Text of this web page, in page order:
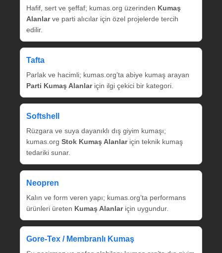
Hafif, sert ve şeffaf; kumas.org üzerinden Kumaş
Alanlarve parti alıcılar için özel projelerde tercih
edilir.
Tafta
Parlak ve hacimli; kumas.org’ta abiye kumaş arayan
Parti Kumaş Alanlariçin ilgi çekici bir kategori.
Softshell
Rüzgara ve suya dayanıklı dış giyim kumaşı;
kumas.org Stok Kumaş Alanlariçin teknik kumaş
tedariki sunar.
Neopren
Kalın ve form veren yapı; kumas.org’ta performans
ürünleri üreten Kumaş Alanlariçin uygundur.
Gore‑Tex / Membranlı Kumaş